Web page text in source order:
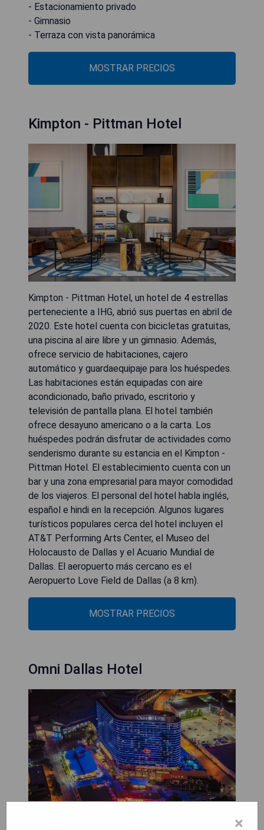
- Estacionamiento privado
- Gimnasio
- Terraza con vista panorámica
MOSTRAR PRECIOS
Kimpton - Pittman Hotel
Kimpton - Pittman Hotel, un hotel de 4 estrellas
perteneciente a IHG, abrió sus puertas en abril de
2020. Este hotel cuenta con bicicletas gratuitas,
una piscina al aire libre y un gimnasio. Además,
ofrece servicio de habitaciones, cajero
automático y guardaequipaje para los huéspedes.
Las habitaciones están equipadas con aire
acondicionado, baño privado, escritorio y
televisión de pantalla plana. El hotel también
ofrece desayuno americano o a la carta. Los
huéspedes podrán disfrutar de actividades como
senderismo durante su estancia en el Kimpton -
Pittman Hotel. El establecimiento cuenta con un
bar y una zona empresarial para mayor comodidad
de los viajeros. El personal del hotel habla inglés,
español e hindi en la recepción. Algunos lugares
turísticos populares cerca del hotel incluyen el
AT&T Performing Arts Center, el Museo del
Holocausto de Dallas y el Acuario Mundial de
Dallas. El aeropuerto más cercano es el
Aeropuerto Love Field de Dallas (a 8 km).
MOSTRAR PRECIOS
Omni Dallas Hotel
×